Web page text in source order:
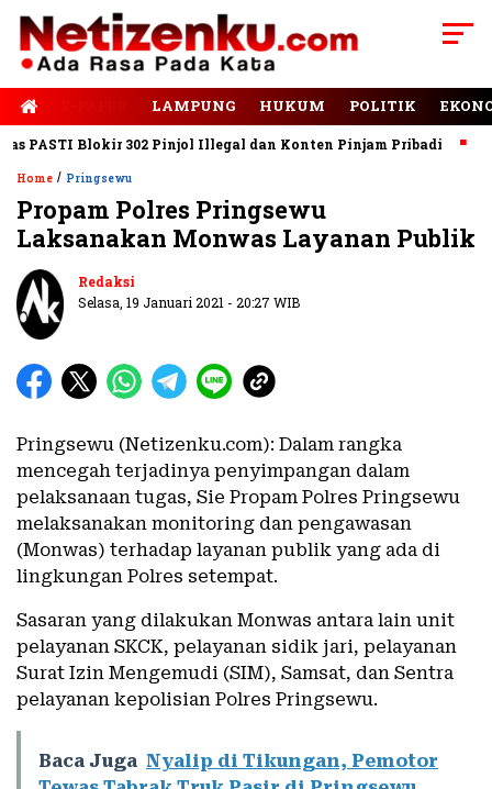
LAMPUNG HUKUM POLITIK
Blokir 302 Pinjol Illegal dan Konten Pinjam Pribadi
Home / Pringsewu
Propam Polres Pringsewu
Laksanakan Monwas Layanan Publik
Redaksi
Selasa, 19 Januari 2021 - 20:27 WIB
Pringsewu (Netizenku.com): Dalam rangka
mencegah terjadinya penyimpangan dalam
pelaksanaan tugas, Sie Propam Polres Pringsewu
melaksanakan monitoring dan pengawasan
(Monwas) terhadap layanan publik yang ada di
lingkungan Polres setempat.
Sasaran yang dilakukan Monwas antara lain unit
pelayanan SKCK, pelayanan sidik jari, pelayanan
Surat Izin Mengemudi (SIM), Samsat, dan Sentra
pelayanan kepolisian Polres Pringsewu.
Baca Juga Nyalip di Tikungan, Pemotor